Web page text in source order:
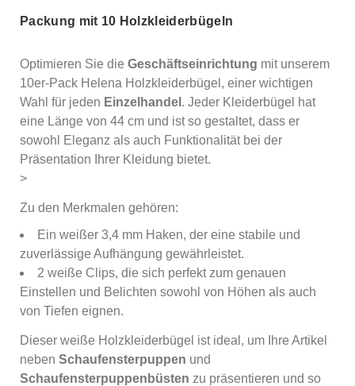
Packung mit 10 Holzkleiderbügeln
Optimieren Sie die Geschäftseinrichtung mit unserem
10er-Pack Helena Holzkleiderbügel, einer wichtigen
Wahl für jeden Einzelhandel . Jeder Kleiderbügel hat
eine Länge von 44 cm und ist so gestaltet, dass er
sowohl Eleganz als auch Funktionalität bei der
Präsentation Ihrer Kleidung bietet.
>
Zu den Merkmalen gehören:
Ein weißer 3,4 mm Haken, der eine stabile und
zuverlässige Aufhängung gewährleistet.
2 weiße Clips, die sich perfekt zum genauen
Einstellen und Belichten sowohl von Höhen als auch
von Tiefen eignen.
Dieser weiße Holzkleiderbügel ist ideal, um Ihre Artikel
neben Schaufensterpuppen und
Schaufensterpuppenbüsten zu präsentieren und so